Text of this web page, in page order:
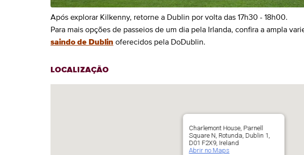
Após explorar Kilkenny, retorne a Dublin por volta das 17h30 - 18h00.
Para mais opções de passeios de um dia pela Irlanda, confira a ampla
saindo de Dublin oferecidos pela DoDublin.
LOCALIZAÇÃO
Charlemont House, Parnell
Square N, Rotunda, Dublin 1,
D01 F2X9, Ireland
Abrir no Maps